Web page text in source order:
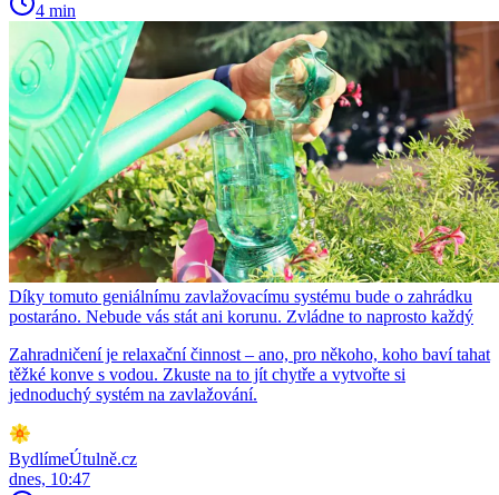
4 min
Díky tomuto geniálnímu zavlažovacímu systému bude o zahrádku
postaráno. Nebude vás stát ani korunu. Zvládne to naprosto každý
Zahradničení je relaxační činnost – ano, pro někoho, koho baví tahat
těžké konve s vodou. Zkuste na to jít chytře a vytvořte si
jednoduchý systém na zavlažování.
BydlímeÚtulně.cz
dnes, 10:47